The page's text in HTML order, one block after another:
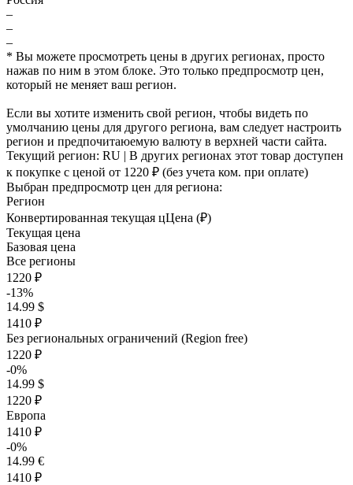
–
–
–
* Вы можете просмотреть цены в других регионах, просто
нажав по ним в этом блоке. Это только предпросмотр цен,
который не меняет ваш регион.
Если вы хотите изменить свой регион, чтобы видеть по
умолчанию цены для другого региона, вам следует настроить
регион и предпочитаюемую валюту в верхней части сайта.
Текущий регион: RU | В других регионах этот товар доступен
к покупке с ценой от 1220 ₽ (без учета ком. при оплате)
Выбран предпросмотр цен для региона:
Регион
Конвертированная текущая цЦена (₽)
Текущая цена
Базовая цена
Все регионы
1220 ₽
-13%
14.99 $
1410 ₽
Без региональных ограничений (Region free)
1220 ₽
-0%
14.99 $
1220 ₽
Европа
1410 ₽
-0%
14.99 €
1410 ₽